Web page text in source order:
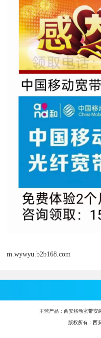
m.wywyu.b2b168.com
主营产品： 西安移动宽带安
版权所有：西